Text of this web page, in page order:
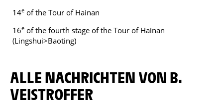
14e of the Tour of Hainan
16e of the fourth stage of the Tour of Hainan
(Lingshui>Baoting)
ALLE NACHRICHTEN VON B.
VEISTROFFER